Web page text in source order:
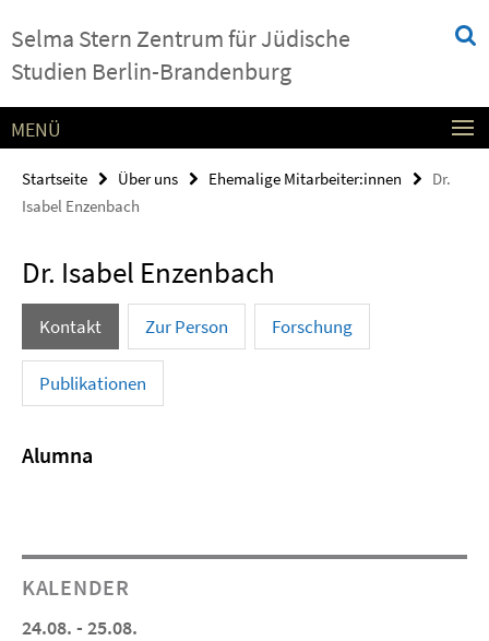
direkt
zu
Selma Stern Zentrum für Jüdische
Studien Berlin-Brandenburg
Service-
Navigation
MENÜ
Startseite Über uns Ehemalige Mitarbeiter:innen
Dr.
Isabel Enzenbach
Dr. Isabel Enzenbach
Kontakt Zur Person Forschung
Publikationen
Alumna
KALENDER
24.08. - 25.08.